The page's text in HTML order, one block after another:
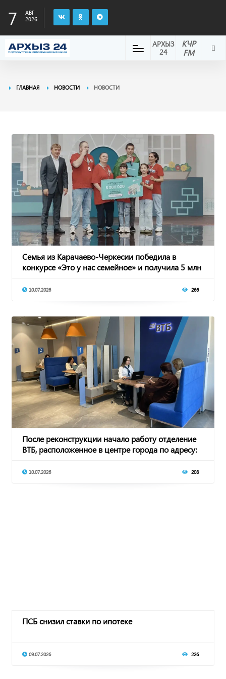
7
АВГ
2026
КЧР
FM
АРХЫЗ
24
ГЛАВНАЯ НОВОСТИ НОВОСТИ
Семья из Карачаево-Черкесии победила в
конкурсе «Это у нас семейное» и получила 5 млн
10.07.2026 266
После реконструкции начало работу отделение
ВТБ, расположенное в центре города по адресу:
10.07.2026 208
ПСБ снизил ставки по ипотеке
09.07.2026 226